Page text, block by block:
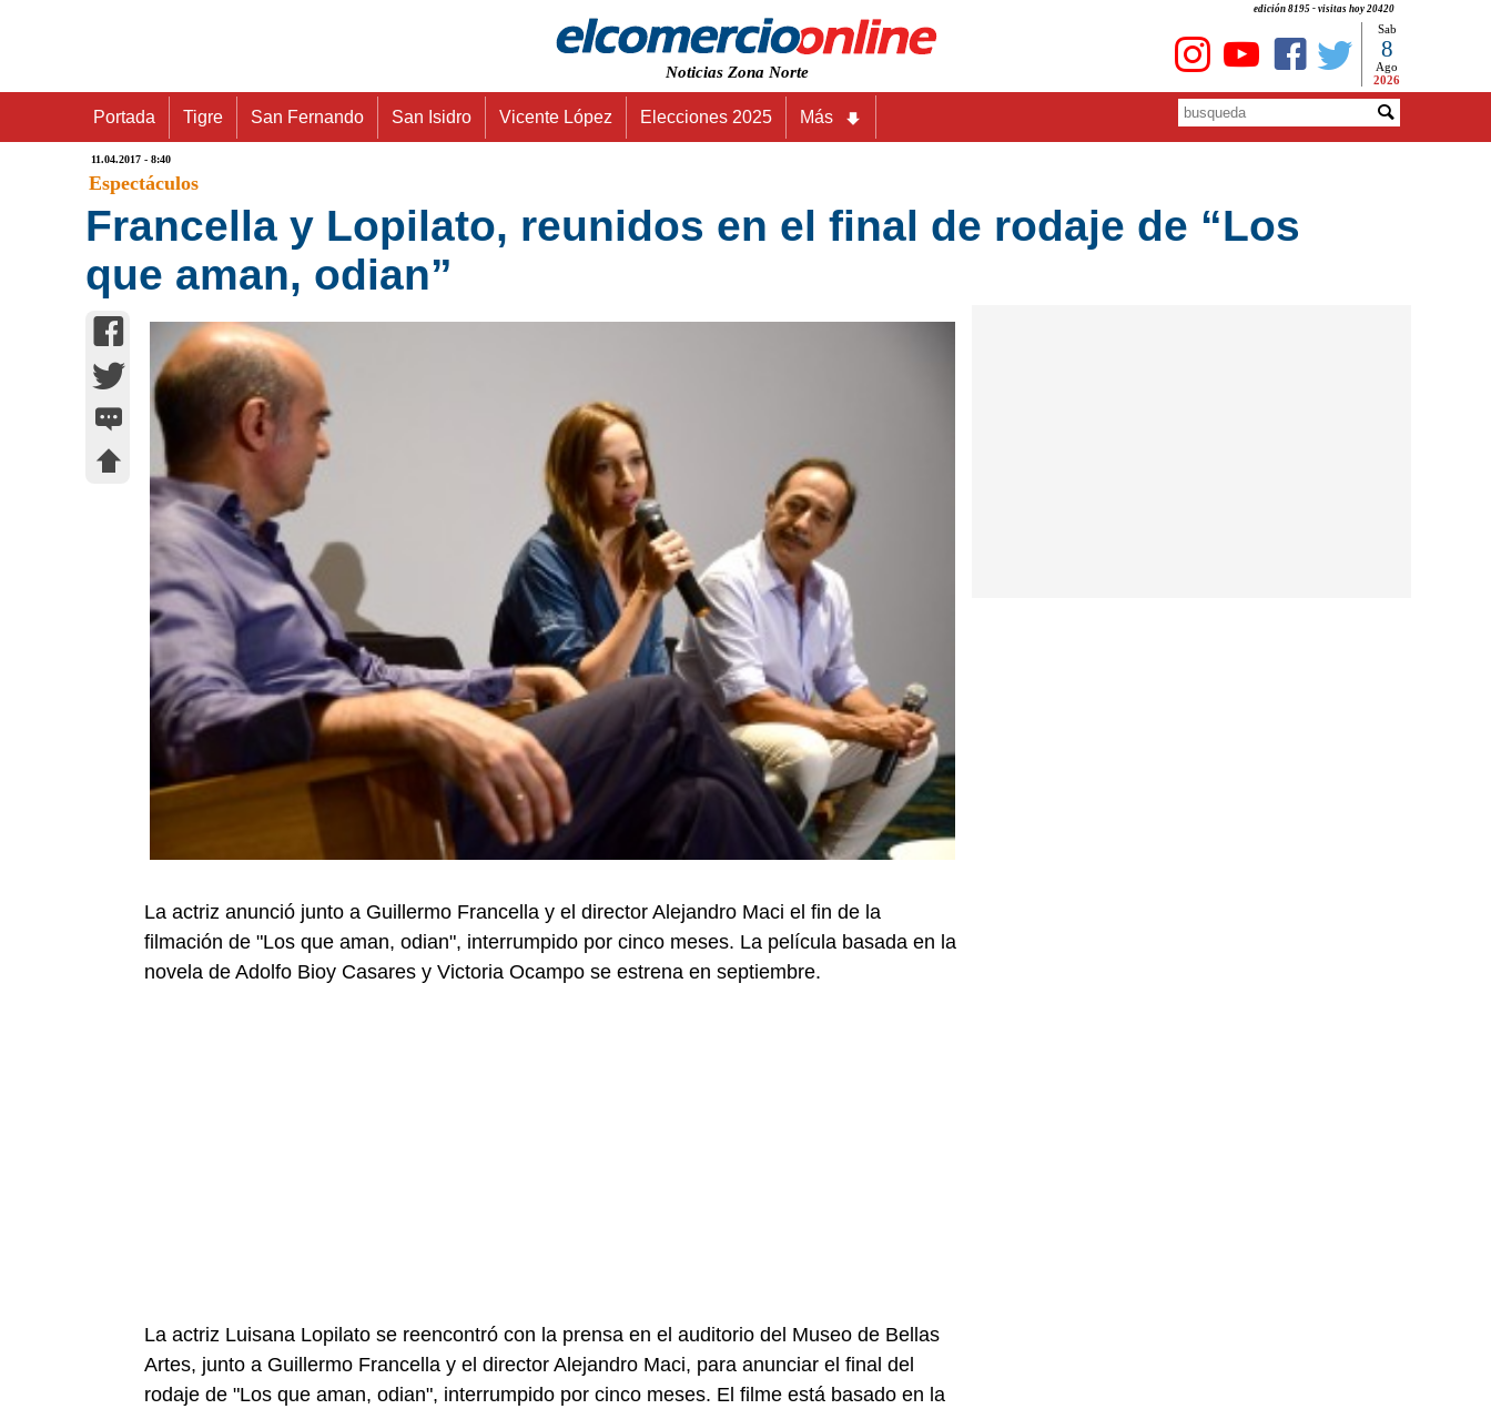
edición 8195 - visitas hoy 20420
Noticias Zona Norte
Sab
8
Ago
2026
Portada Tigre San Fernando San Isidro Vicente López Elecciones 2025 Más
11.04.2017 - 8:40
Espectáculos
Francella y Lopilato, reunidos en el final de rodaje de “Los
que aman, odian”
La actriz anunció junto a Guillermo Francella y el director Alejandro Maci el fin de la
filmación de "Los que aman, odian", interrumpido por cinco meses. La película basada en la
novela de Adolfo Bioy Casares y Victoria Ocampo se estrena en septiembre.
La actriz Luisana Lopilato se reencontró con la prensa en el auditorio del Museo de Bellas
Artes, junto a Guillermo Francella y el director Alejandro Maci, para anunciar el final del
rodaje de "Los que aman, odian", interrumpido por cinco meses. El filme está basado en la